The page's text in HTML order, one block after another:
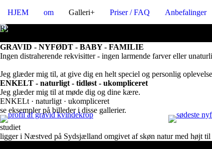
HJEM om Galleri+ Priser / FAQ Anbefalinger
Rigtig hjertelig velkommen
GRAVID - NYFØDT - BABY - FAMILIE
Ingen distraherende rekvisitter - ingen larmende farver eller
Jeg glæder mig til, at give dig en helt speciel og personlig
ENKELT - naturligt - tidløst - ukompliceret
Jeg glæder mig til at møde dig og dine kære.
ENKELt · naturligt · ukompliceret
se eksempler på billeder i disse gallerier.
Gravid
nyfødt
studiet
ligger i Næstved på Sydsjælland omgivet af skøn natur med højt til